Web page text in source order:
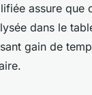
assure que
dans le
gain de